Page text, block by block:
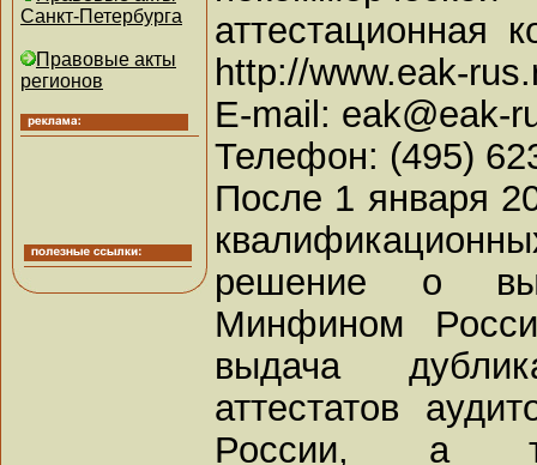
Санкт-Петербурга
Правовые акты
регионов
аттестационная
http://www.eak-
E-mail: eak@eak-
Телефон: (495)
После 1 января
решение о
Минфином
выдача
аттестатов
России, а